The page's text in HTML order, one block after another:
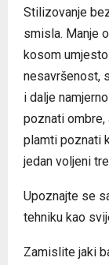
Stilizovanje
smisla. Manje
kosom
nesavršenost,
i dalje
poznati
plamti poznati
jedan voljeni
Upoznajte se
tehniku kao
Zamislite jaki